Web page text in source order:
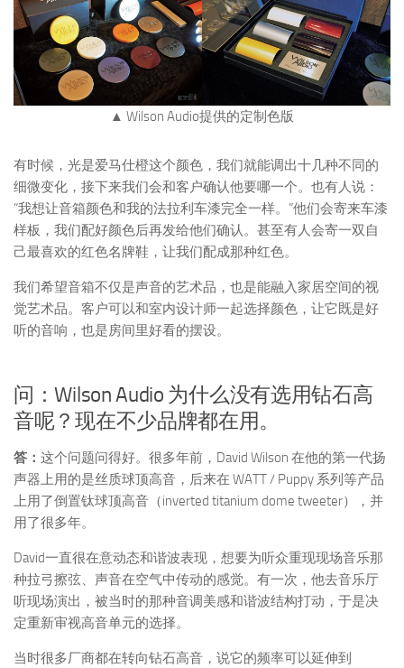
▲ Wilson Audio提供的定制色版
有时候，光是爱马仕橙这个颜色，我们就能调出十几种不同的
细微变化，接下来我们会和客户确认他要哪一个。也有人说：
“我想让音箱颜色和我的法拉利车漆完全一样。”他们会寄来车漆
样板，我们配好颜色后再发给他们确认。甚至有人会寄一双自
己最喜欢的红色名牌鞋，让我们配成那种红色。
我们希望音箱不仅是声音的艺术品，也是能融入家居空间的视
觉艺术品。客户可以和室内设计师一起选择颜色，让它既是好
听的音响，也是房间里好看的摆设。
问：Wilson Audio 为什么没有选用钻石高
音呢？现在不少品牌都在用。
答： 这个问题问得好。很多年前，David Wilson 在他的第一代扬
声器上用的是丝质球顶高音，后来在 WATT / Puppy 系列等产品
上用了倒置钛球顶高音（inverted titanium dome tweeter），并
用了很多年。
David一直很在意动态和谐波表现，想要为听众重现现场音乐那
种拉弓擦弦、声音在空气中传动的感觉。有一次，他去音乐厅
听现场演出，被当时的那种音调美感和谐波结构打动，于是决
定重新审视高音单元的选择。
当时很多厂商都在转向钻石高音，说它的频率可以延伸到